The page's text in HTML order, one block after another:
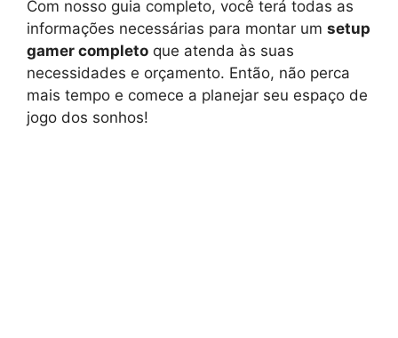
Com nosso guia completo, você terá todas as
informações necessárias para montar um setup
gamer completo que atenda às suas
necessidades e orçamento. Então, não perca
mais tempo e comece a planejar seu espaço de
jogo dos sonhos!